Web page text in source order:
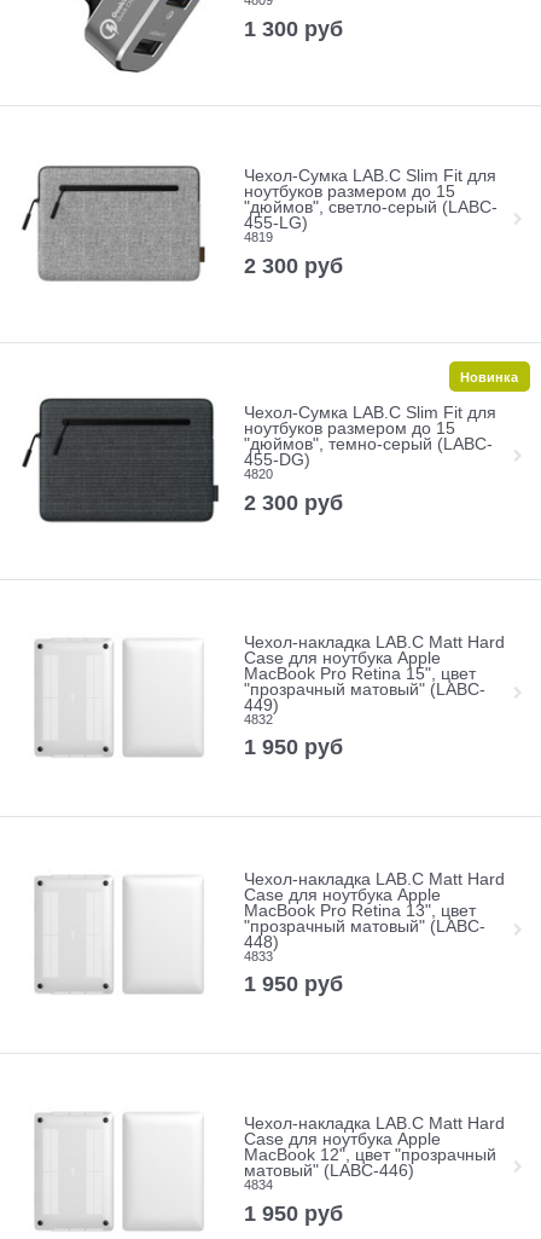
1 300 руб
Чехол-Сумка LAB.C Slim Fit для
ноутбуков размером до 15
"дюймов", светло-серый (LABC-
455-LG)
4819
2 300 руб
Чехол-Сумка LAB.C Slim Fit для
ноутбуков размером до 15
"дюймов", темно-серый (LABC-
455-DG)
4820
2 300 руб
Новинка
Чехол-накладка LAB.C Matt Hard
Case для ноутбука Apple
MacBook Pro Retina 15", цвет
"прозрачный матовый" (LABC-
449)
4832
1 950 руб
Чехол-накладка LAB.C Matt Hard
Case для ноутбука Apple
MacBook Pro Retina 13", цвет
"прозрачный матовый" (LABC-
448)
4833
1 950 руб
Чехол-накладка LAB.C Matt Hard
Case для ноутбука Apple
MacBook 12", цвет "прозрачный
матовый" (LABC-446)
4834
1 950 руб